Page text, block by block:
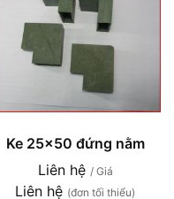
Ke 25x50 đứng nằm
Liên hệ / Giá
Liên hệ (đơn tối thiểu)